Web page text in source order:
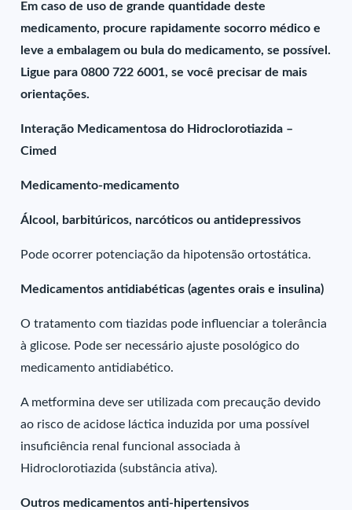
Em caso de uso de grande quantidade deste
medicamento, procure rapidamente socorro médico e
leve a embalagem ou bula do medicamento, se possível.
Ligue para 0800 722 6001, se você precisar de mais
orientações.
Interação Medicamentosa do Hidroclorotiazida –
Cimed
Medicamento-medicamento
Álcool, barbitúricos, narcóticos ou antidepressivos
Pode ocorrer potenciação da hipotensão ortostática.
Medicamentos antidiabéticas (agentes orais e insulina)
O tratamento com tiazidas pode influenciar a tolerância
à glicose. Pode ser necessário ajuste posológico do
medicamento antidiabético.
A metformina deve ser utilizada com precaução devido
ao risco de acidose láctica induzida por uma possível
insuficiência renal funcional associada à
Hidroclorotiazida (substância ativa).
Outros medicamentos anti-hipertensivos